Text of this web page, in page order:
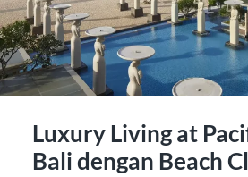
Luxury Living at
Bali dengan Beach